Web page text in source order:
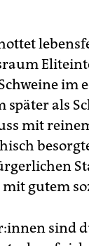
im
später als
mit
mit gutem
sind